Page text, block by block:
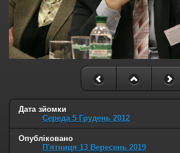
Дата зйомки
Середа 5 Грудень 2012
Опубліковано
П'ятниця 13 Вересень 2019